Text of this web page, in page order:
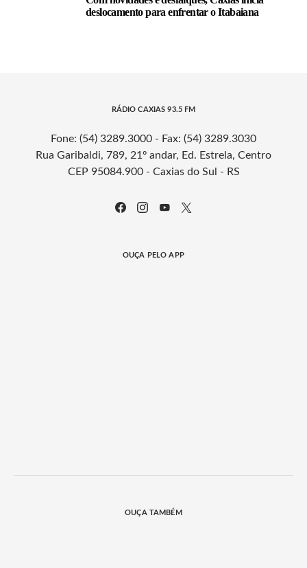
deslocamento para enfrentar o Itabaiana
RÁDIO CAXIAS 93.5 FM
Fone: (54) 3289.3000 - Fax: (54) 3289.3030
Rua Garibaldi, 789, 21º andar, Ed. Estrela, Centro
CEP 95084.900 - Caxias do Sul - RS
OUÇA PELO APP
OUÇA TAMBÉM